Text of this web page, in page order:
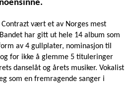
vært et av Norges mest
har gitt ut hele 14 album som
av 4 gullplater, nominasjon til
for ikke å glemme 5 tituleringer
danselåt og årets musiker. Vokalist
som en fremragende sanger i